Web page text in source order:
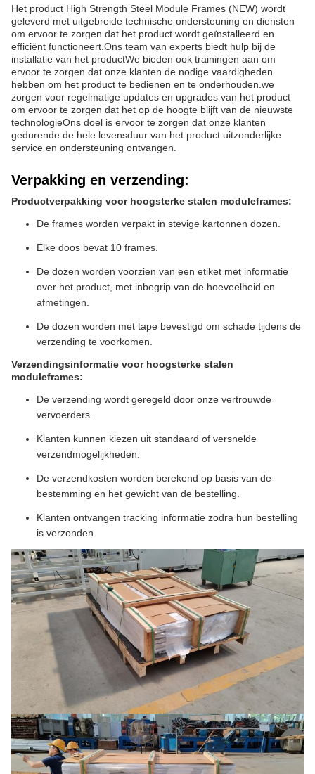
Het product High Strength Steel Module Frames (NEW) wordt
geleverd met uitgebreide technische ondersteuning en diensten
om ervoor te zorgen dat het product wordt geïnstalleerd en
efficiënt functioneert.Ons team van experts biedt hulp bij de
installatie van het productWe bieden ook trainingen aan om
ervoor te zorgen dat onze klanten de nodige vaardigheden
hebben om het product te bedienen en te onderhouden.we
zorgen voor regelmatige updates en upgrades van het product
om ervoor te zorgen dat het op de hoogte blijft van de nieuwste
technologieOns doel is ervoor te zorgen dat onze klanten
gedurende de hele levensduur van het product uitzonderlijke
service en ondersteuning ontvangen.
Verpakking en verzending:
Productverpakking voor hoogsterke stalen moduleframes:
De frames worden verpakt in stevige kartonnen dozen.
Elke doos bevat 10 frames.
De dozen worden voorzien van een etiket met informatie
over het product, met inbegrip van de hoeveelheid en
afmetingen.
De dozen worden met tape bevestigd om schade tijdens de
verzending te voorkomen.
Verzendingsinformatie voor hoogsterke stalen
moduleframes:
De verzending wordt geregeld door onze vertrouwde
vervoerders.
Klanten kunnen kiezen uit standaard of versnelde
verzendmogelijkheden.
De verzendkosten worden berekend op basis van de
bestemming en het gewicht van de bestelling.
Klanten ontvangen tracking informatie zodra hun bestelling
is verzonden.